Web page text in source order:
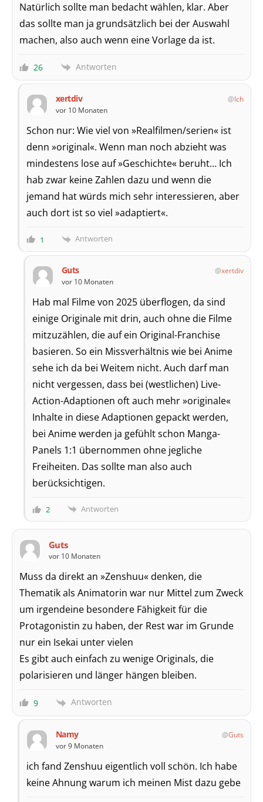
Natürlich sollte man bedacht wählen, klar. Aber
das sollte man ja grundsätzlich bei der Auswahl
machen, also auch wenn eine Vorlage da ist.
26 Antworten
xertdiv
Ich
vor 10 Monaten
Schon nur: Wie viel von »Realfilmen/serien« ist
denn »original«. Wenn man noch abzieht was
mindestens lose auf »Geschichte« beruht… Ich
hab zwar keine Zahlen dazu und wenn die
jemand hat würds mich sehr interessieren, aber
auch dort ist so viel »adaptiert«.
1 Antworten
Guts
xertdiv
vor 10 Monaten
Hab mal Filme von 2025 überflogen, da sind
einige Originale mit drin, auch ohne die Filme
mitzuzählen, die auf ein Original-Franchise
basieren. So ein Missverhältnis wie bei Anime
sehe ich da bei Weitem nicht. Auch darf man
nicht vergessen, dass bei (westlichen) Live-
Action-Adaptionen oft auch mehr »originale«
Inhalte in diese Adaptionen gepackt werden,
bei Anime werden ja gefühlt schon Manga-
Panels 1:1 übernommen ohne jegliche
Freiheiten. Das sollte man also auch
berücksichtigen.
2 Antworten
Guts
vor 10 Monaten
Muss da direkt an »Zenshuu« denken, die
Thematik als Animatorin war nur Mittel zum Zweck
um irgendeine besondere Fähigkeit für die
Protagonistin zu haben, der Rest war im Grunde
nur ein Isekai unter vielen
Es gibt auch einfach zu wenige Originals, die
polarisieren und länger hängen bleiben.
9 Antworten
Namy
Guts
vor 9 Monaten
ich fand Zenshuu eigentlich voll schön. Ich habe
keine Ahnung warum ich meinen Mist dazu gebe